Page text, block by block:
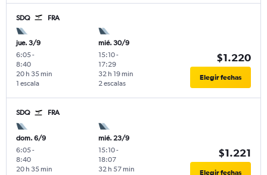
SDQ FRA
jue. 3/9
6:05-
8:40
1 escala
20 h 35 min
mié. 30/9
15:10-
17:29
2 escalas
32 h 19 min
$1.220
Elegir fechas
SDQ FRA
dom. 6/9
6:05-
8:40
20 h 35 min
mié. 23/9
15:10-
18:07
32 h 57 min
$1.221
Elegir fechas